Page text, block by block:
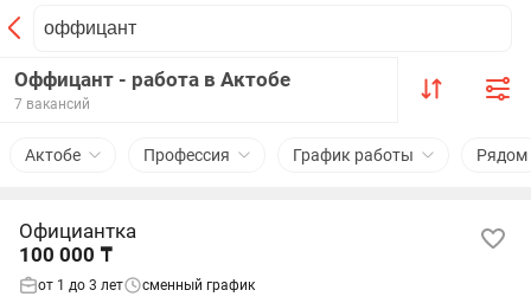
Оффицант - работа в Актобе
7 вакансий
Актобе Профессия График работы Рядом
Официантка
100 000 ₸
от 1 до 3 лет сменный график